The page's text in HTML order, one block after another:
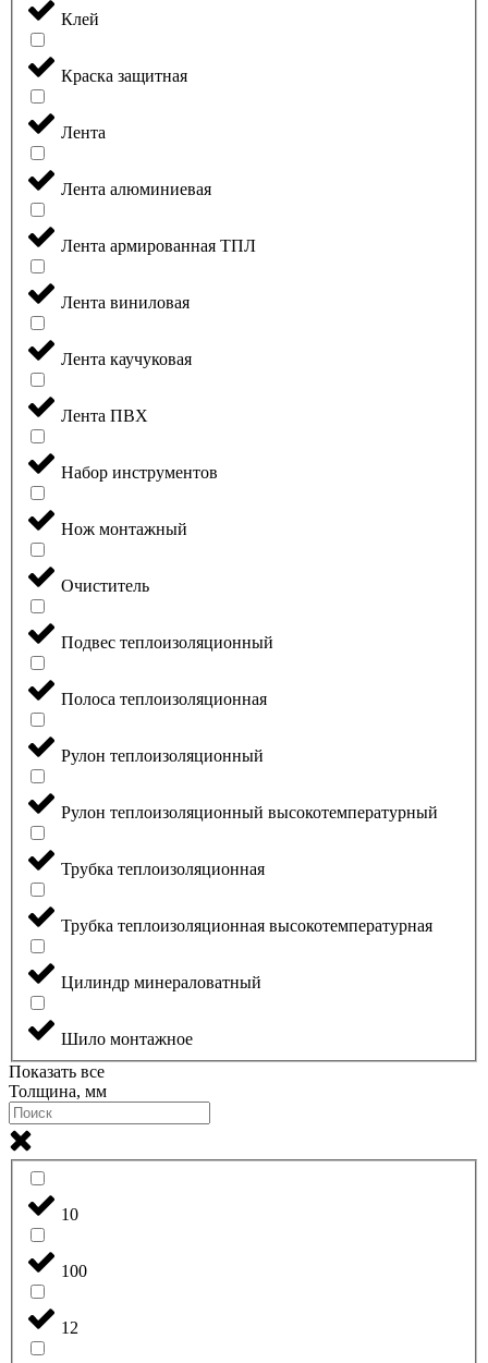
Клей
Краска защитная
Лента
Лента алюминиевая
Лента армированная ТПЛ
Лента виниловая
Лента каучуковая
Лента ПВХ
Набор инструментов
Нож монтажный
Очиститель
Подвес теплоизоляционный
Полоса теплоизоляционная
Рулон теплоизоляционный
Рулон теплоизоляционный высокотемпературный
Трубка теплоизоляционная
Трубка теплоизоляционная высокотемпературная
Цилиндр минераловатный
Шило монтажное
Показать все
Толщина, мм
10
100
12